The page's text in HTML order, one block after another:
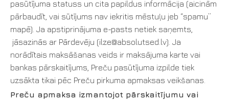
pasūtījuma statuss un cita papildus informācija (aicinām
pārbaudīt, vai sūtījums nav iekritis mēstuļu jeb “spamu”
mapē). Ja apstiprinājuma e-pasts netiek saņemts,
jāsazinās ar Pārdevēju (ilze@absolutsed.lv). Ja
norādītais maksāšanas veids ir maksājuma karte vai
bankas pārskaitījums, Preču pasūtījuma izpilde tiek
uzsākta tikai pēc Preču pirkuma apmaksas veikšanas.
Preču apmaksa izmantojot pārskaitījumu vai